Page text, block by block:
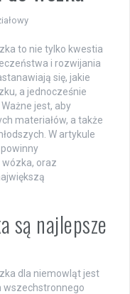
to nie tylko kwestia
i rozwijania
się, jakie
a jednocześnie
jest, aby
materiałów, a także
W artykule
oraz
są najlepsze
dla niemowląt jest
wszechstronnego